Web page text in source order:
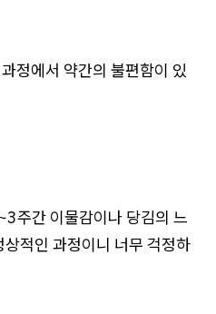
정에서 약간의 불편함이 있
주간 이물감이나 당김의 느
적인 과정이니 너무 걱정하